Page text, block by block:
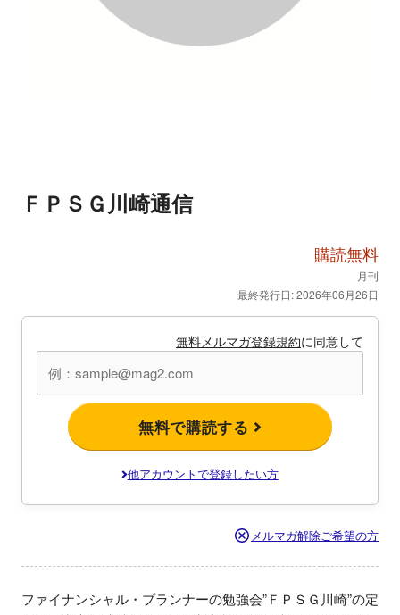
ＦＰＳＧ川崎通信
購読無料
月刊
最終発行日: 2026年06月26日
無料メルマガ登録規約に同意して
無料で購読する
他アカウントで登録したい方
メルマガ解除ご希望の方
ファイナンシャル・プランナーの勉強会”ＦＰＳＧ川崎”の定